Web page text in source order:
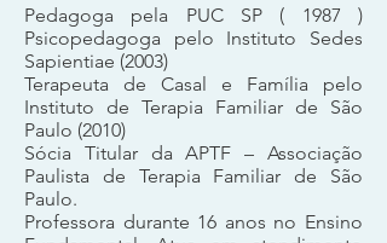
Pedagoga pela PUC SP ( 1987 )
Psicopedagoga pelo Instituto Sedes
Sapientiae (2003)
Terapeuta de Casal e Família pelo
Instituto de Terapia Familiar de São
Paulo (2010)
Sócia Titular da APTF – Associação
Paulista de Terapia Familiar de São
Paulo.
Professora durante 16 anos no Ensino